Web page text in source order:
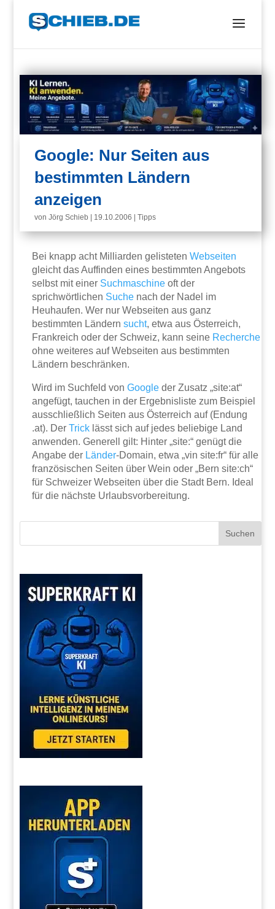
Google: Nur Seiten aus
bestimmten Ländern
anzeigen
vonJörg Schieb 19.10.2006 |Tipps
Bei knapp acht Milliarden gelistetenWebseiten
gleicht das Auffinden eines bestimmten Angebots
selbst mit einer Suchmaschine oft der
sprichwörtlichen Suche nach der Nadel im
Heuhaufen. Wer nur Webseiten aus ganz
bestimmten Ländernsucht, etwa aus Österreich,
Frankreich oder der Schweiz, kann seine Recherche
ohne weiteres auf Webseiten aus bestimmten
Ländern beschränken.
Wird im Suchfeld vonGoogle der Zusatz „site:at“
angefügt, tauchen in der Ergebnisliste zum Beispiel
ausschließlich Seiten aus Österreich auf (Endung
.at). DerTrick lässt sich auf jedes beliebige Land
anwenden. Generell gilt: Hinter „site:“ genügt die
Angabe der Länder-Domain, etwa „vin site:fr“ für alle
französischen Seiten über Wein oder „Bern site:ch“
für Schweizer Webseiten über die Stadt Bern. Ideal
für die nächste Urlaubsvorbereitung.